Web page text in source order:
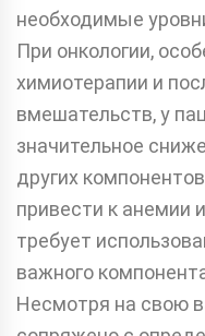
необходимые
При онкологии,
химиотерапии и
вмешательств, у
значительное
других
привести к анемии
требует
важного
Несмотря на свою